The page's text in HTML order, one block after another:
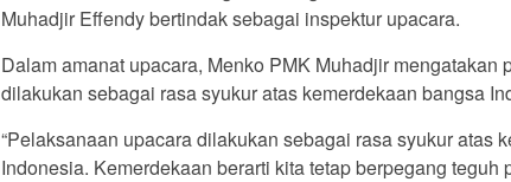
Muhadjir Effendy bertindak sebagai inspektur upacara.
Dalam amanat upacara, Menko PMK Muhadjir mengatakan
dilakukan sebagai rasa syukur atas kemerdekaan bangsa
“Pelaksanaan upacara dilakukan sebagai rasa syukur atas
Indonesia. Kemerdekaan berarti kita tetap berpegang teguh